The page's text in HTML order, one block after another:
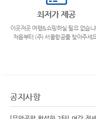
최저가 제공
이곳저곳 여행&쇼핑하실 필요 없습니
처음부터 (주) 서울항공를 찾아주세
공지사항